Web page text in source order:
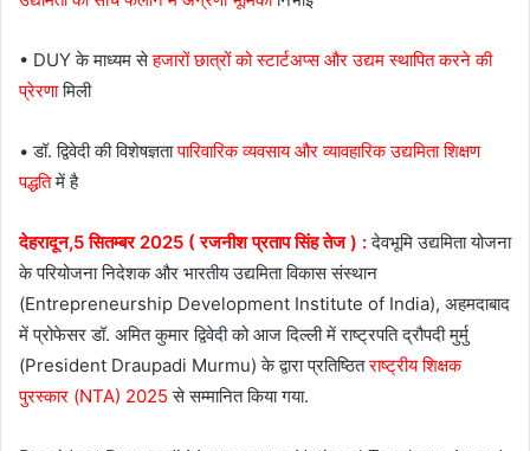
• DUY के माध्यम सेहजारों छात्रों को स्टार्टअप्स और उद्यम स्थापित करने की
प्रेरणामिली
• डॉ. द्विवेदी की विशेषज्ञतापारिवारिक व्यवसाय और व्यावहारिक उद्यमिता शिक्षण
पद्धतिमें है
देहरादून,5 सितम्बर 2025 ( रजनीश प्रताप सिंह तेज ) : देवभूमि उद्यमिता योजना
के परियोजना निदेशक और भारतीय उद्यमिता विकास संस्थान
(Entrepreneurship Development Institute of India), अहमदाबाद
में प्रोफेसर डॉ. अमित कुमार द्विवेदी को आज दिल्ली में राष्ट्रपति द्रौपदी मुर्मु
(President Draupadi Murmu) के द्वारा प्रतिष्ठितराष्ट्रीय शिक्षक
पुरस्कार (NTA) 2025 से सम्मानित किया गया.